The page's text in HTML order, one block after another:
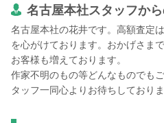
名古屋本社スタッフか
名古屋本社の花井です。高額査定
を心がけております。おかげさま
お客様も増えております。
作家不明のもの等どんなものでも
タッフ一同心よりお待ちしておりま